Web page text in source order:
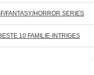
FANTASY/HORROR SERIES
10 FAMILIE-INTRIGES